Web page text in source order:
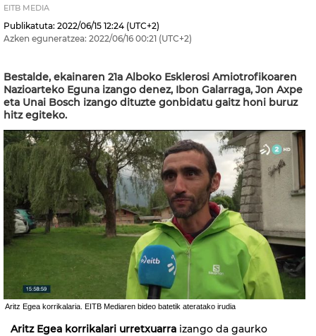
EITB MEDIA
Publikatuta: 2022/06/15 12:24 (UTC+2)
Azken eguneratzea: 2022/06/16 00:21 (UTC+2)
Bestalde, ekainaren 21a Alboko Esklerosi Amiotrofikoaren
Nazioarteko Eguna izango denez, Ibon Galarraga, Jon Axpe
eta Unai Bosch izango dituzte gonbidatu gaitz honi buruz
hitz egiteko.
Aritz Egea korrikalaria. EITB Mediaren bideo batetik ateratako irudia
Aritz Egea korrikalari urretxuarra izango da gaurko